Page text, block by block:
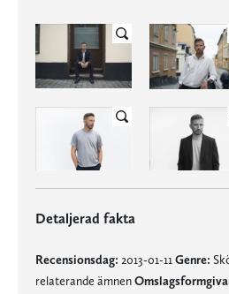
Detaljerad fakta
Recensionsdag: 2013-01-11Genre:
relaterande ämnen